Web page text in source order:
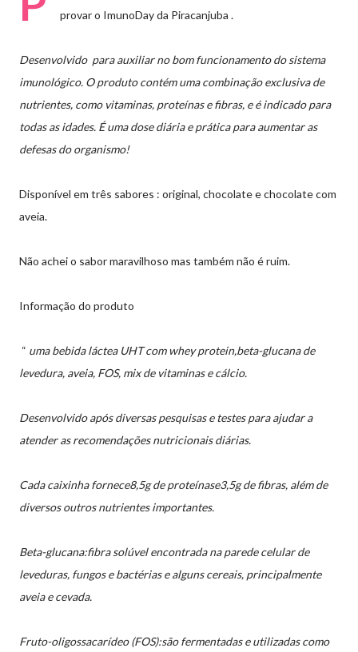
provar o ImunoDay da Piracanjuba .
Desenvolvido para auxiliar no bom funcionamento do sistema
imunológico. O produto contém uma combinação exclusiva de
nutrientes, como vitaminas, proteínas e fibras, e é indicado para
todas as idades. É uma dose diária e prática para aumentar as
defesas do organismo!
Disponível em três sabores : original, chocolate e chocolate com
aveia.
Não achei o sabor maravilhoso mas também não é ruim.
Informação do produto
“ uma bebida láctea UHT com whey protein,beta-glucana de
levedura, aveia, FOS, mix de vitaminas e cálcio.
Desenvolvido após diversas pesquisas e testes para ajudar a
atender as recomendações nutricionais diárias.
Cada caixinha fornece8,5g de proteínase3,5g de fibras, além de
diversos outros nutrientes importantes.
Beta-glucana:fibra solúvel encontrada na parede celular de
leveduras, fungos e bactérias e alguns cereais, principalmente
aveia e cevada.
Fruto-oligossacarídeo (FOS):são fermentadas e utilizadas como